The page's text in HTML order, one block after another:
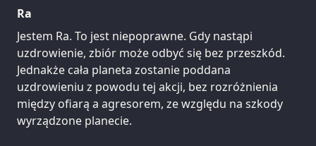
Ra
Jestem Ra. To jest niepoprawne. Gdy nastąpi
uzdrowienie, zbiór może odbyć się bez przeszkód.
Jednakże cała planeta zostanie poddana
uzdrowieniu z powodu tej akcji, bez rozróżnienia
między ofiarą a agresorem, ze względu na szkody
wyrządzone planecie.